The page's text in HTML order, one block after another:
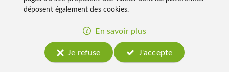
Sdplanes-france
déposent également des cookies.
En savoir plus
Je refuse
J'accepte